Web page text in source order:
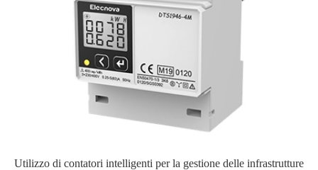
Utilizzo di contatori intelligenti per la gestione delle infrastrutture